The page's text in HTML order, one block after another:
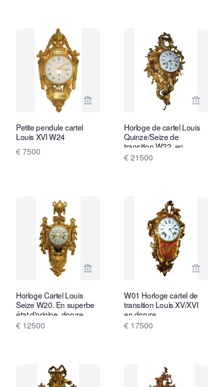
Voir la page vendeur de Van Brug
Petite pendule cartel
Louis XVI W24
€ 7500
Voir la
Horloge de cartel Louis
Quinze/Seize de
transition W22, en
superbe état d'origine et
€ 21500
Voir la page vendeur de Van Brug
Horloge Cartel Louis
Seize W20. En superbe
état d'origine, dorure
d'époque.
€ 12500
Voir la
W01 Horloge cartel de
transition Louis XV/XVI
en dorure
€ 17500